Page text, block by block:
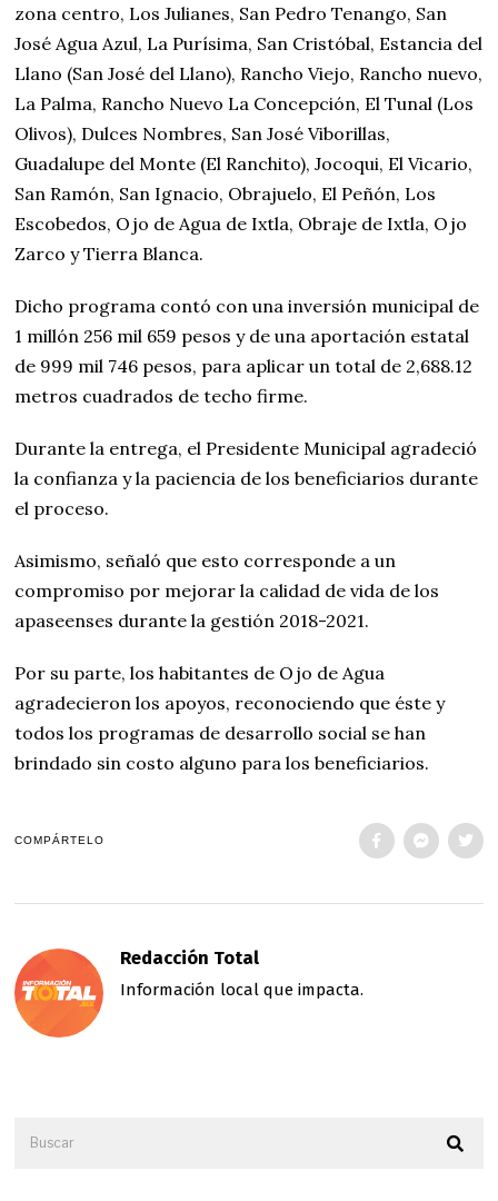
zona centro, Los Julianes, San Pedro Tenango, San
José Agua Azul, La Purísima, San Cristóbal, Estancia del
Llano (San José del Llano), Rancho Viejo, Rancho nuevo,
La Palma, Rancho Nuevo La Concepción, El Tunal (Los
Olivos), Dulces Nombres, San José Viborillas,
Guadalupe del Monte (El Ranchito), Jocoqui, El Vicario,
San Ramón, San Ignacio, Obrajuelo, El Peñón, Los
Escobedos, Ojo de Agua de Ixtla, Obraje de Ixtla, Ojo
Zarco y Tierra Blanca.
Dicho programa contó con una inversión municipal de
1 millón 256 mil 659 pesos y de una aportación estatal
de 999 mil 746 pesos, para aplicar un total de 2,688.12
metros cuadrados de techo firme.
Durante la entrega, el Presidente Municipal agradeció
la confianza y la paciencia de los beneficiarios durante
el proceso.
Asimismo, señaló que esto corresponde a un
compromiso por mejorar la calidad de vida de los
apaseenses durante la gestión 2018-2021.
Por su parte, los habitantes de Ojo de Agua
agradecieron los apoyos, reconociendo que éste y
todos los programas de desarrollo social se han
brindado sin costo alguno para los beneficiarios.
COMPÁRTELO
Redacción Total
Información local que impacta.